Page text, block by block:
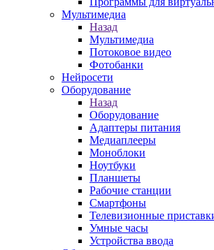
Мультимедиа
Назад
Мультимедиа
Потоковое видео
Фотобанки
Нейросети
Оборудование
Назад
Оборудование
Адаптеры питания
Медиаплееры
Моноблоки
Ноутбуки
Планшеты
Рабочие станции
Смартфоны
Телевизионные
Умные часы
Устройства ввода